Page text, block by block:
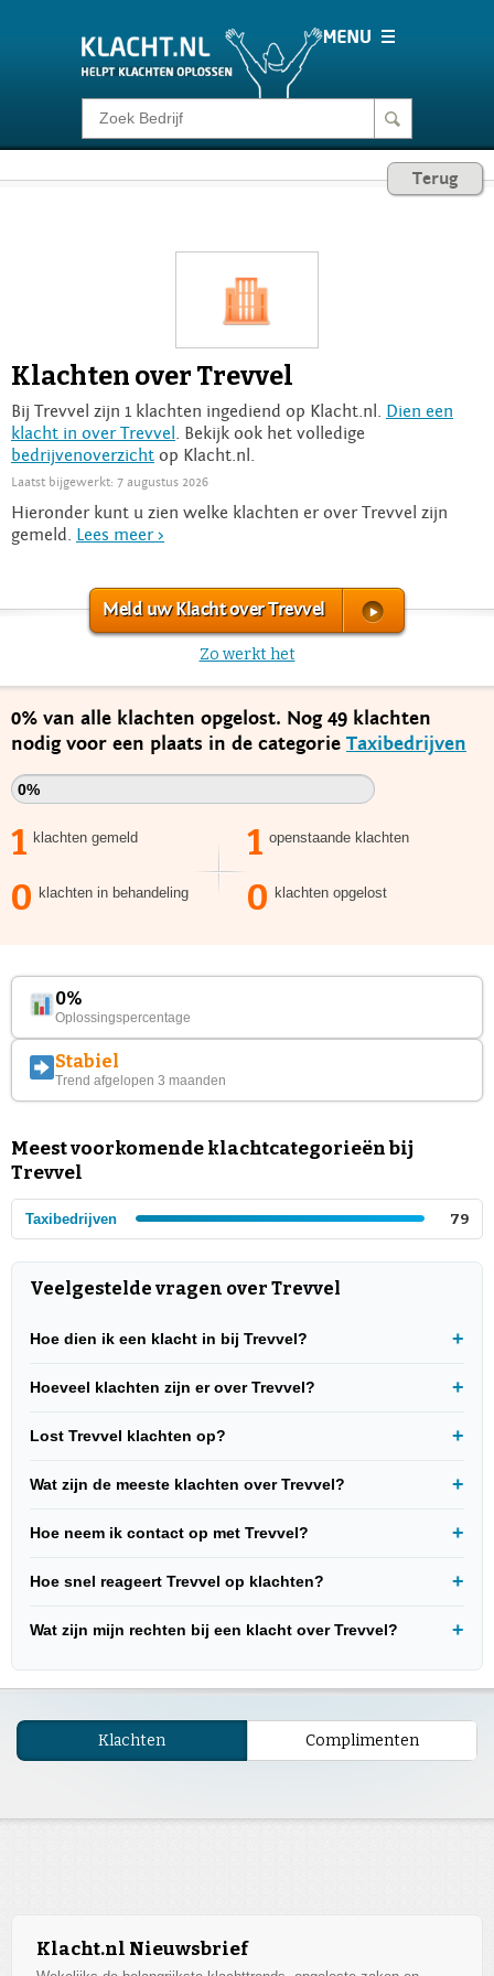
Klacht melden
Login
Terug
Klachten over Trevvel
Bij Trevvel zijn 1 klachten ingediend op Klacht.nl. Dien een
klacht in over Trevvel
. Bekijk ook het volledige
bedrijvenoverzicht op Klacht.nl.
Laatst bijgewerkt: 7 augustus 2026
Hieronder kunt u zien welke klachten er over Trevvel zijn
gemeld. Lees meer >
Meld uw Klacht over Trevvel
Zo werkt het
0% van alle klachten opgelost. Nog 49 klachten
nodig voor een plaats in de categorie Taxibedrijven
0%
1 klachten gemeld 1 openstaande klachten
0 klachten in behandeling 0 klachten opgelost
0%
Oplossingspercentage
Stabiel
Trend afgelopen 3 maanden
Meest voorkomende klachtcategorieën bij
Trevvel
Taxibedrijven 79
Veelgestelde vragen over Trevvel
Hoe dien ik een klacht in bij Trevvel?
Hoeveel klachten zijn er over Trevvel?
Lost Trevvel klachten op?
Wat zijn de meeste klachten over Trevvel?
Hoe neem ik contact op met Trevvel?
Hoe snel reageert Trevvel op klachten?
Wat zijn mijn rechten bij een klacht over Trevvel?
Klachten Complimenten
Klacht.nl Nieuwsbrief